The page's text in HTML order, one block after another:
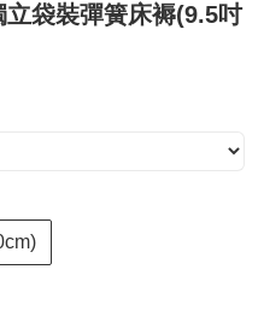
袋裝彈簧床褥(9.5吋